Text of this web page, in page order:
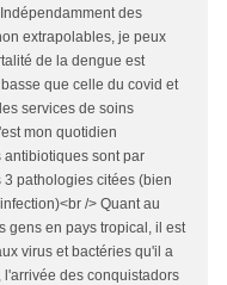
des
extrapolables, je peux
de la dengue est
que celle du covid et
services de soins
mon quotidien
sont par
pathologies citées (bien
/> Quant au
gens en pays tropical, il est
virus et bactéries qu'il a
des conquistadors